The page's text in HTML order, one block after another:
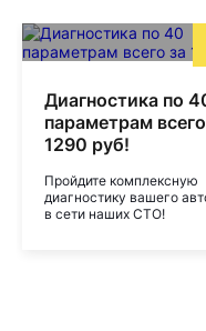
Диагностика по
параметрам
1290 руб!
Пройдите комплексную
диагностику вашего
в сети наших СТО!